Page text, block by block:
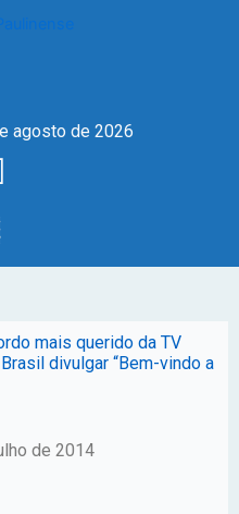
agosto de 2026
mais querido da TV
divulgar “Bem-vindo a
de 2014